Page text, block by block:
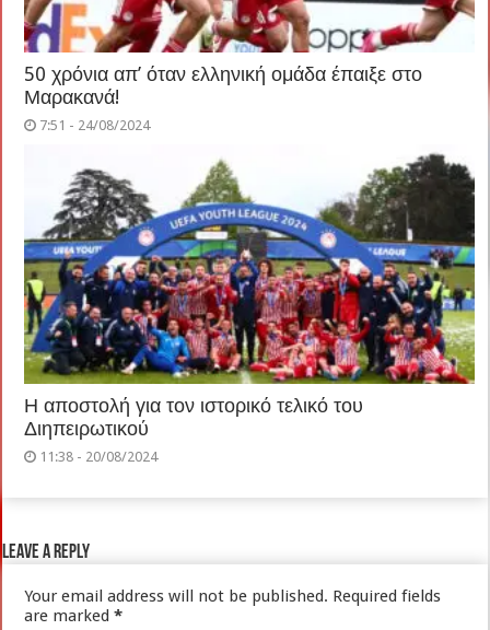
50 χρόνια απ’ όταν ελληνική ομάδα έπαιξε στο
Μαρακανά!
7:51 - 24/08/2024
Η αποστολή για τον ιστορικό τελικό του
Διηπειρωτικού
11:38 - 20/08/2024
Leave a Reply
Your email address will not be published. Required fields
are marked*